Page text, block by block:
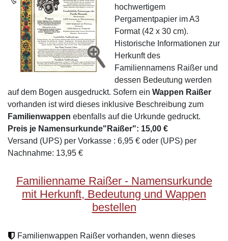
hochwertigem
Pergamentpapier im A3
Format (42 x 30 cm).
Historische Informationen zur
Herkunft des
Familiennamens Raißer und
dessen Bedeutung werden
auf dem Bogen ausgedruckt. Sofern ein Wappen Raißer
vorhanden ist wird dieses inklusive Beschreibung zum
Familienwappen ebenfalls auf die Urkunde gedruckt.
Preis je Namensurkunde"Raißer": 15,00 €
Versand (UPS) per Vorkasse : 6,95 € oder (UPS) per
Nachnahme: 13,95 €
Familienname Raißer - Namensurkunde
mit Herkunft, Bedeutung und Wappen
bestellen
Familienwappen Raißer vorhanden, wenn dieses